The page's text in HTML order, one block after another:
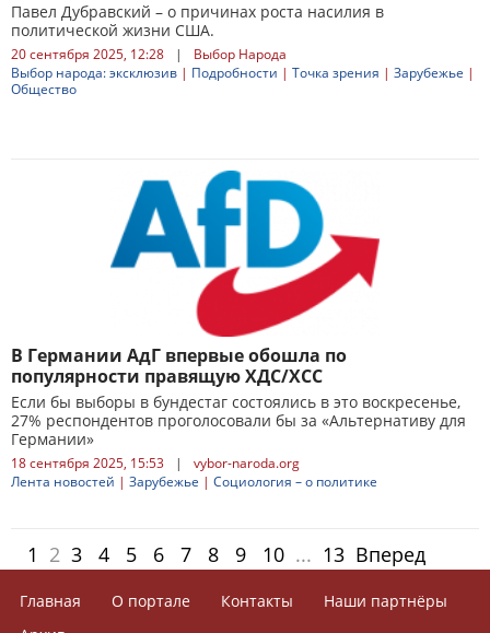
Павел Дубравский – о причинах роста насилия в
политической жизни США.
20 сентября 2025, 12:28 |
Выбор Народа
Выбор народа: эксклюзив | Подробности | Точка зрения | Зарубежье |
Общество
В Германии АдГ впервые обошла по
популярности правящую ХДС/ХСС
Если бы выборы в бундестаг состоялись в это воскресенье,
27% респондентов проголосовали бы за «Альтернативу для
Германии»
18 сентября 2025, 15:53 |
vybor-naroda.org
Лента новостей | Зарубежье | Социология – о политике
1 2 3 4 5 6 7 8 9 10 ... 13 Вперед
Главная О портале Контакты
Наши партнёры